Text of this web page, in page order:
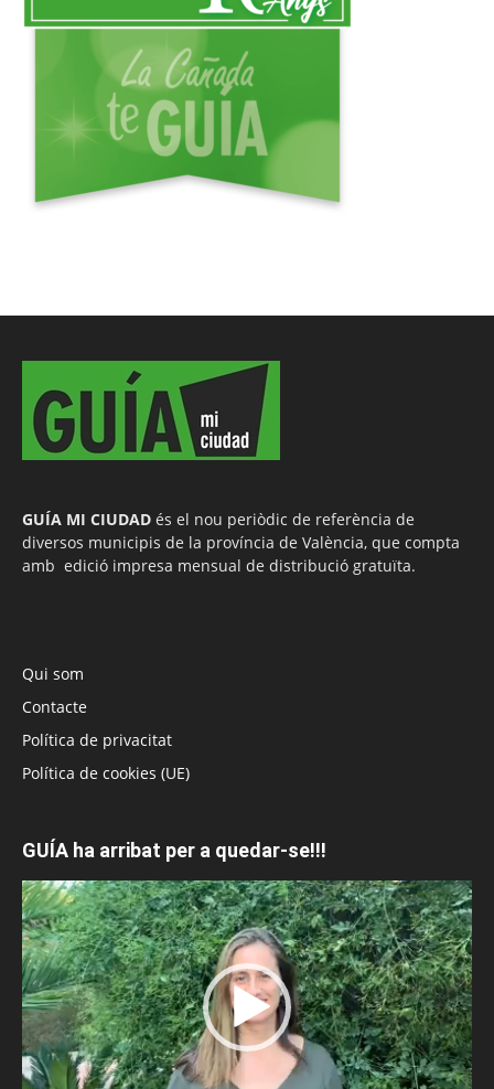
GUÍA MI CIUDAD és el nou periòdic de referència de
diversos municipis de la província de València, que compta
amb edició impresa mensual de distribució gratuïta.
Qui som
Contacte
Política de privacitat
Política de cookies (UE)
GUÍA ha arribat per a quedar-se!!!
Reproductor
de
vídeo